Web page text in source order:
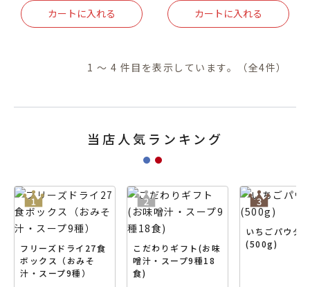
1 ～ 4 件目を表示しています。（全4件）
当店人気ランキング
フリーズドライ27食
ボックス（おみそ
汁・スープ9種）
こだわりギフト(お味
噌汁・スープ9種18
食)
いちごパウダ
(500g)